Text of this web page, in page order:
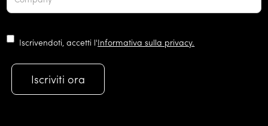
Iscrivendoti, accetti l'Informativa sulla privacy.